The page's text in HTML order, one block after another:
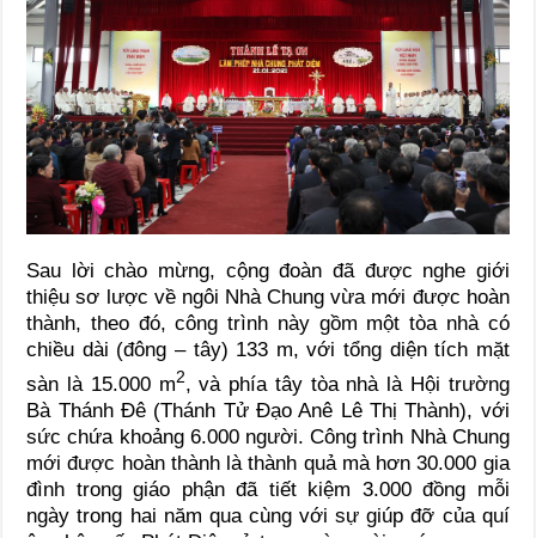
Sau lời chào mừng, cộng đoàn đã được nghe giới
thiệu sơ lược về ngôi Nhà Chung vừa mới được hoàn
thành, theo đó, công trình này gồm một tòa nhà có
chiều dài (đông – tây) 133 m, với tổng diện tích mặt
sàn là 15.000 m2, và phía tây tòa nhà là Hội trường
Bà Thánh Đê (Thánh Tử Đạo Anê Lê Thị Thành), với
sức chứa khoảng 6.000 người. Công trình Nhà Chung
mới được hoàn thành là thành quả mà hơn 30.000 gia
đình trong giáo phận đã tiết kiệm 3.000 đồng mỗi
ngày trong hai năm qua cùng với sự giúp đỡ của quí